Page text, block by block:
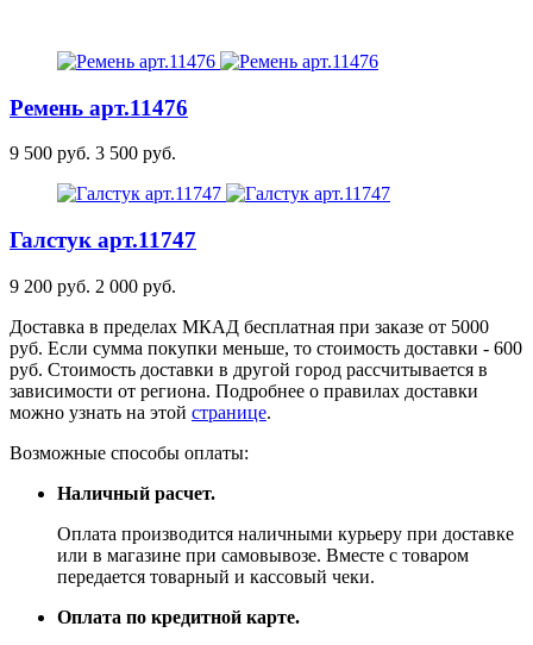
Ремень арт.11476
9 500 руб. 3 500 руб.
Галстук арт.11747
9 200 руб. 2 000 руб.
Доставка в пределах МКАД бесплатная при заказе от 5000
руб. Если сумма покупки меньше, то стоимость доставки - 600
руб. Стоимость доставки в другой город рассчитывается в
зависимости от региона. Подробнее о правилах доставки
можно узнать на этой странице.
Возможные способы оплаты:
Наличный расчет.
Оплата производится наличными курьеру при доставке
или в магазине при самовывозе. Вместе с товаром
передается товарный и кассовый чеки.
Оплата по кредитной карте.